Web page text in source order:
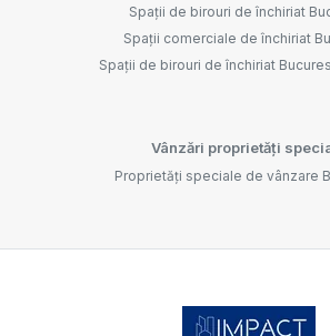
Spații de birouri de închiriat
Spații comerciale de închiriat
Spații de birouri de închiriat
Vânzări proprietăți
Proprietăți speciale de vânzare